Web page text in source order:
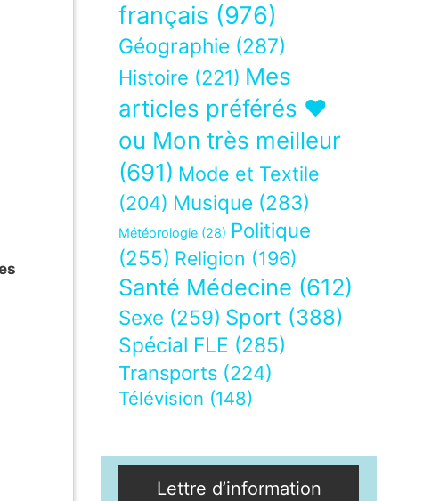
français (976)
Géographie (287)
Histoire (221) Mes
articles préférés ❤
ou Mon très meilleur
(691) Mode et Textile
(204) Musique (283)
Météorologie (28) Politique
(255) Religion (196)
Santé Médecine (612)
Sexe (259) Sport (388)
Spécial FLE (285)
Transports (224)
Télévision (148)
Lettre d’information